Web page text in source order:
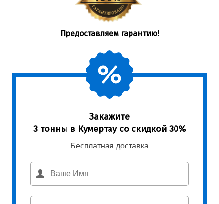
Предоставляем гарантию!
Закажите
3 тонны в Кумертау со скидкой 30%
Бесплатная доставка